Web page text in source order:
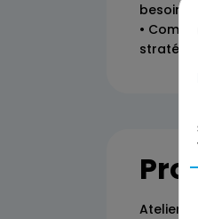
besoins
•
Atelier 1